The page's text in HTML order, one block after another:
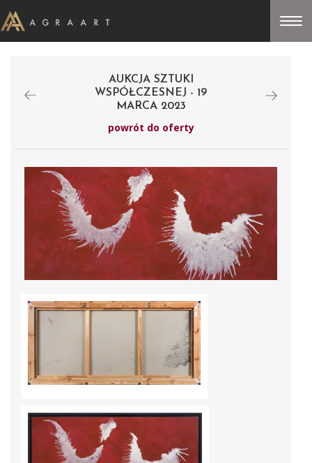
AUKCJA SZTUKI
WSPÓŁCZESNEJ - 19
MARCA 2023
powrót do oferty